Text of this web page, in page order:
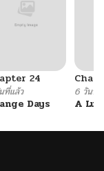
24
ที่แล้ว
Days
6 วันที่
A